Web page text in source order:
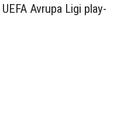
Avrupa Ligi play-